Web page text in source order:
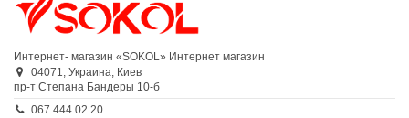
Интернет- магазин «SOKOL» Интернет магазин
04071, Украина, Киев
пр-т Степана Бандеры 10-б
067 444 02 20